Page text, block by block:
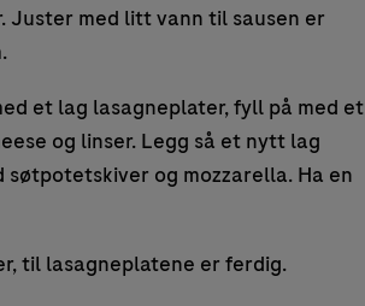
Juster med litt vann til sausen er
et lag lasagneplater, fyll på med et
og linser. Legg så et nytt lag
og mozzarella. Ha en
til lasagneplatene er ferdig.